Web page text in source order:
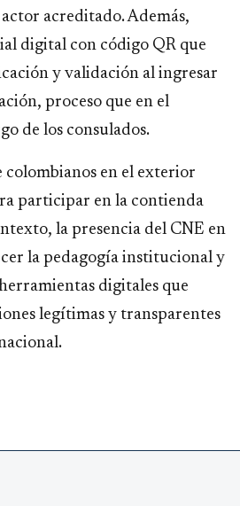
acreditado. Además,
digital con código QR que
y validación al ingresar
proceso que en el
de los consulados.
colombianos en el exterior
participar en la contienda
la presencia del CNE en
la pedagogía institucional y
digitales que
legítimas y transparentes